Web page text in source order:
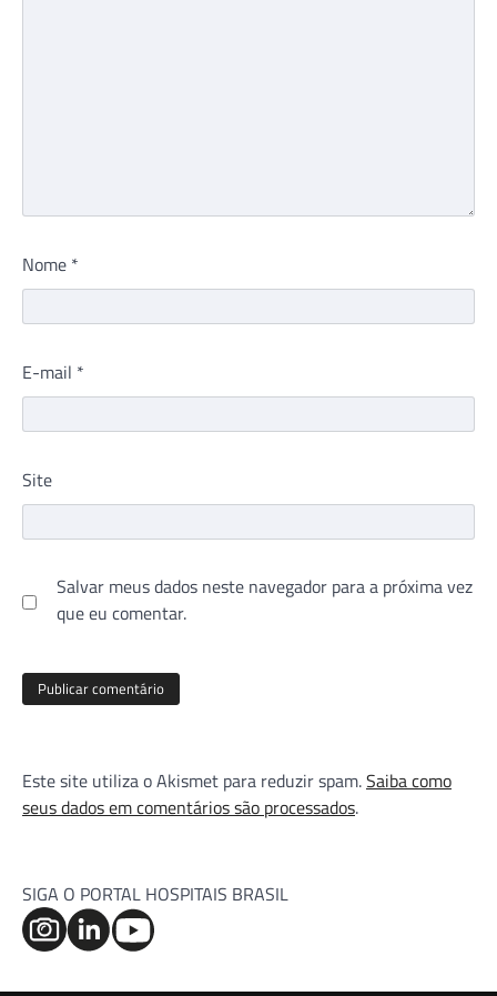
Nome *
E-mail *
Site
Salvar meus dados neste navegador para a próxima vez
que eu comentar.
Este site utiliza o Akismet para reduzir spam.Saiba como
seus dados em comentários são processados.
SIGA O PORTAL HOSPITAIS BRASIL